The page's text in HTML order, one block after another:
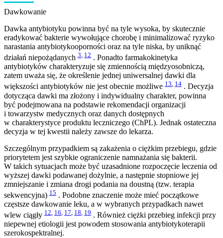
Dawkowanie
Dawka antybiotyku powinna być na tyle wysoka, by skutecznie
eradykować bakterie wywołujące chorobę i minimalizować ryzyko
narastania antybiotykooporności oraz na tyle niska, by uniknąć
działań niepożądanych 3, 12 . Ponadto farmakokinetyka
antybiotyków charakteryzuje się zmiennością międzyosobniczą,
zatem uważa się, że określenie jednej uniwersalnej dawki dla
większości antybiotyków nie jest obecnie możliwe 13, 14 . Decyzja
dotycząca dawki ma złożony i indywidualny charakter, powinna
być podejmowana na podstawie rekomendacji organizacji
i towarzystw medycznych oraz danych dostępnych
w charakterystyce produktu leczniczego (ChPL). Jednak ostateczna
decyzja w tej kwestii należy zawsze do lekarza.
Szczególnym przypadkiem są zakażenia o ciężkim przebiegu, gdzie
priorytetem jest szybkie ograniczenie namnażania się bakterii.
W takich sytuacjach może być uzasadnione rozpoczęcie leczenia od
wyższej dawki podawanej dożylnie, a następnie stopniowe jej
zmniejszanie i zmiana drogi podania na doustną (tzw. terapia
sekwencyjna) 15 . Podobne znaczenie może mieć początkowe
częstsze dawkowanie leku, a w wybranych przypadkach nawet
wlew ciągły 12, 16, 17, 18, 19 . Również ciężki przebieg infekcji przy
niepewnej etiologii jest powodem stosowania antybiotykoterapii
szerokospektralnej.